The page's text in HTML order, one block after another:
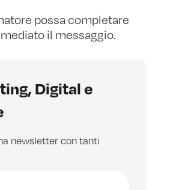
possa completare
il messaggio.
Digital e
newsletter con tanti